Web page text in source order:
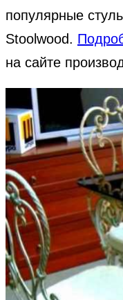
популярные
Stoolwood.
на сайте